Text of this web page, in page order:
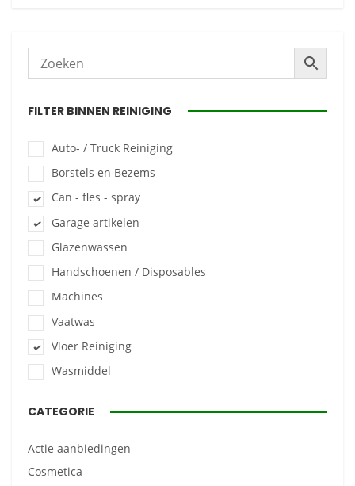
FILTER BINNEN REINIGING
Auto- / Truck Reiniging
Borstels en Bezems
Can - fles - spray
Garage artikelen
Glazenwassen
Handschoenen / Disposables
Machines
Vaatwas
Vloer Reiniging
Wasmiddel
CATEGORIE
Actie aanbiedingen
Cosmetica